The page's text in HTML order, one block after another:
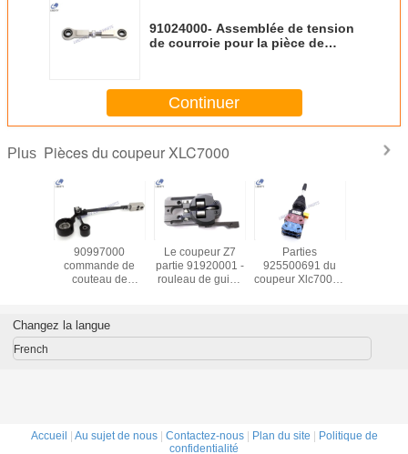
91024000- Assemblée de tension
de courroie pour la pièce de
Continuer
Plus Pièces du coupeur XLC7000
du
90997000
commande de
couteau de
articulée pour des
pièces du
Le coupeur Z7
partie 91920001 -
rouleau de guide
Parties
925500691 du
coupeur Xlc7000 -
protectrice de
Changez la langue
French
Accueil Au sujet de nous| Contactez-nous| Plan du site
Politique de
confidentialité